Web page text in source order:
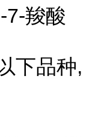
7-羧酸
下品种,